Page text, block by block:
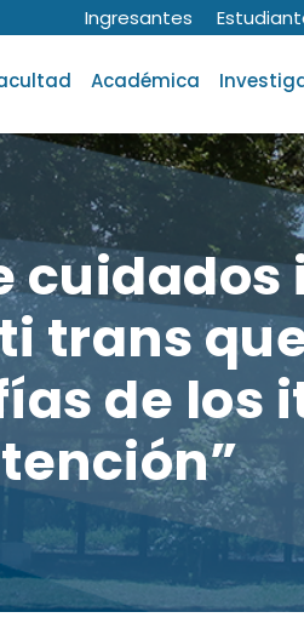
Ingresantes
Académica
trans
de los